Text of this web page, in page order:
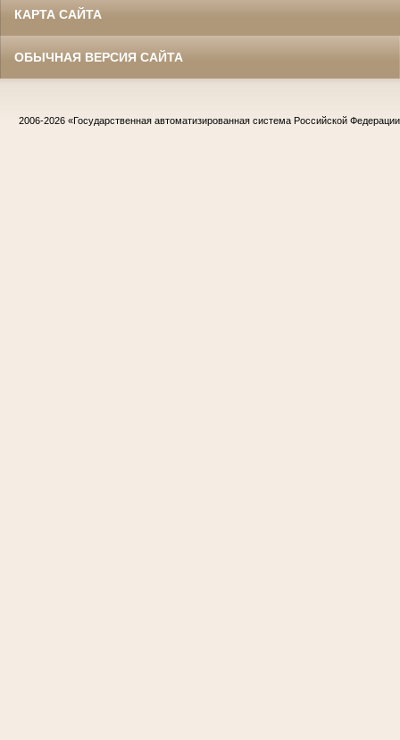
КАРТА САЙТА
ОБЫЧНАЯ ВЕРСИЯ САЙТА
2006-2026 «Государственная автоматизированная система Российской